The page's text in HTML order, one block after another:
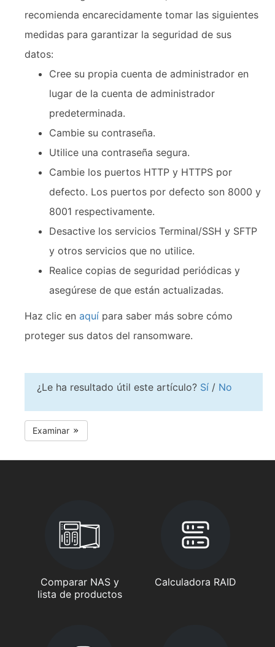
recomienda encarecidamente tomar las siguientes
medidas para garantizar la seguridad de sus
datos:
Cree su propia cuenta de administrador en
lugar de la cuenta de administrador
predeterminada.
Cambie su contraseña.
Utilice una contraseña segura.
Cambie los puertos HTTP y HTTPS por
defecto. Los puertos por defecto son 8000 y
8001 respectivamente.
Desactive los servicios Terminal/SSH y SFTP
y otros servicios que no utilice.
Realice copias de seguridad periódicas y
asegúrese de que están actualizadas.
Haz clic en aquí para saber más sobre cómo
proteger sus datos del ransomware.
¿Le ha resultado útil este artículo? Sí / No
Examinar
Comparar NAS y
lista de productos
Calculadora RAID